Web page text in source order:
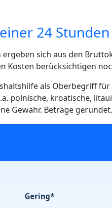
24
sich aus den
Kosten berücksichtigen
als Oberbegriff
polnische, kroatische,
Gewähr. Beträge gerundet.
Gering*